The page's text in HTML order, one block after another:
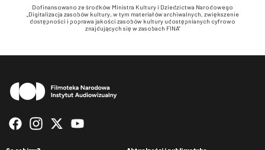
Dofinansowano ze środków Ministra Kultury i Dziedzictwa Narodowego
„Digitalizacja zasobów kultury, w tym materiałów archiwalnych, zwiększenie
dostępności i poprawa jakości zasobów kultury udostępnianych cyfrowo
znajdujących się w zasobach FINA”